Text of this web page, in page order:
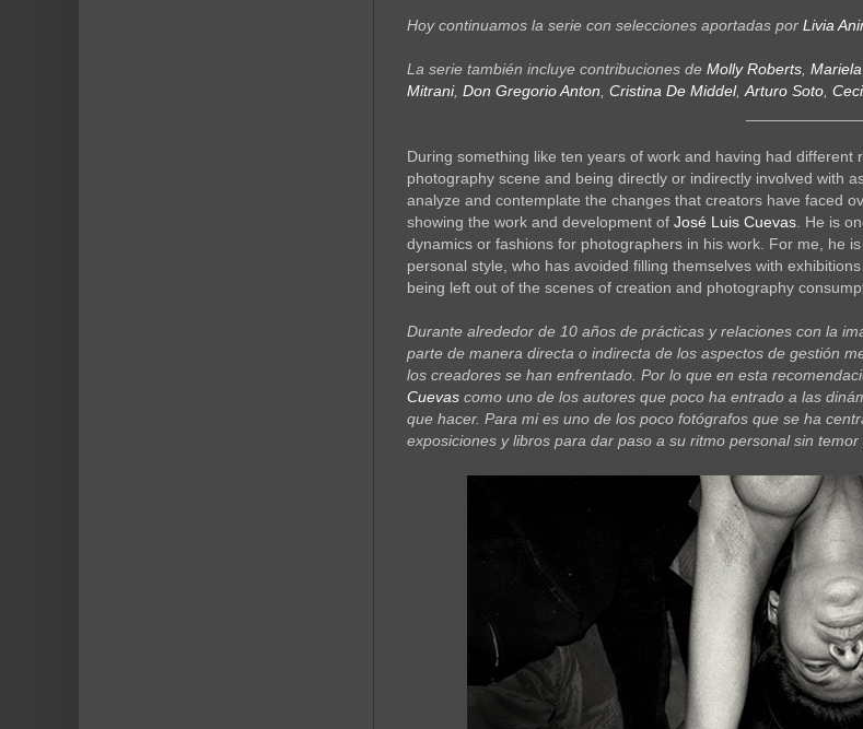
Hoy continuamos la serie con selecciones aportadas por Livia
La serie también incluye contribuciones de Molly Roberts
Mitrani, Don Gregorio Anton Cristina De Middel, Arturo Soto
During something like ten years of work and having had
photography scene and being directly or indirectly involved with
analyze and contemplate the changes that creators have faced
showing the work and development of José Luis Cuevas . He is
dynamics or fashions for photographers in his work. For me, he
personal style, who has avoided filling themselves with
being left out of the scenes of creation and photography
Durante alrededor de 10 años de prácticas y relaciones con la
parte de manera directa o indirecta de los aspectos de gestión
los creadores se han enfrentado. Por lo que en esta
Cuevas como uno de los autores que poco ha entrado a las
que hacer. Para mi es uno de los poco fotógrafos que se ha
exposiciones y libros para dar paso a su ritmo personal sin